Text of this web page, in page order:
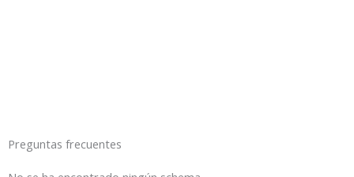
Preguntas frecuentes